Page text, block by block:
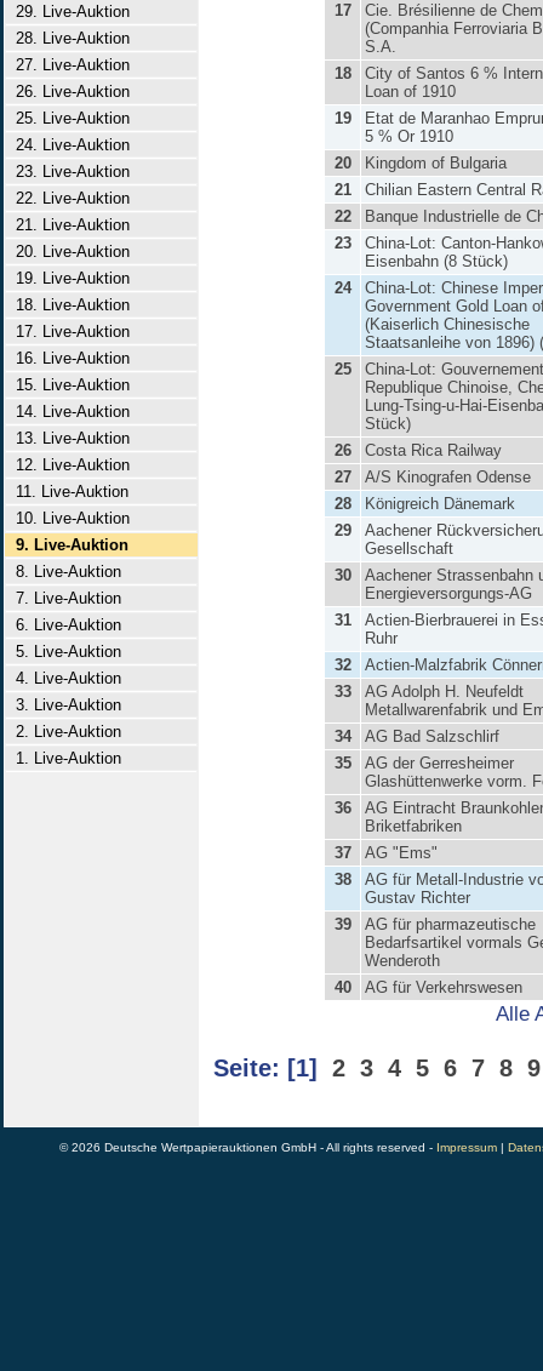
29. Live-Auktion
28. Live-Auktion
27. Live-Auktion
26. Live-Auktion
25. Live-Auktion
24. Live-Auktion
23. Live-Auktion
22. Live-Auktion
21. Live-Auktion
20. Live-Auktion
19. Live-Auktion
18. Live-Auktion
17. Live-Auktion
16. Live-Auktion
15. Live-Auktion
14. Live-Auktion
13. Live-Auktion
12. Live-Auktion
11. Live-Auktion
10. Live-Auktion
9. Live-Auktion
8. Live-Auktion
7. Live-Auktion
6. Live-Auktion
5. Live-Auktion
4. Live-Auktion
3. Live-Auktion
2. Live-Auktion
1. Live-Auktion
17
Cie. Brésilienne de
(Companhia Ferroviaria
S.A.
18
City of Santos 6 %
Loan of 1910
19
Etat de Maranhao
5 % Or 1910
20
Kingdom of Bulgaria
21
Chilian Eastern Central
22
Banque Industrielle de
23
China-Lot: Canton-
Eisenbahn (8 Stück)
24
China-Lot: Chinese
Government Gold Loan
(Kaiserlich Chinesische
Staatsanleihe von 1896)
25
China-Lot:
Republique Chinoise,
Lung-Tsing-u-Hai-
Stück)
26
Costa Rica Railway
27
A/S Kinografen Odense
28
Königreich Dänemark
29
Aachener
Gesellschaft
30
Aachener Strassenbahn
Energieversorgungs-AG
31
Actien-Bierbrauerei in
Ruhr
32
Actien-Malzfabrik
33
AG Adolph H. Neufeldt
Metallwarenfabrik und
34
AG Bad Salzschlirf
35
AG der Gerresheimer
Glashüttenwerke vorm.
36
AG Eintracht
Briketfabriken
37
AG "Ems"
38
AG für Metall-Industrie
Gustav Richter
39
AG für pharmazeutische
Bedarfsartikel vormals
Wenderoth
40
AG für Verkehrswesen
Alle
Seite: [1] 2 3 4 5 6 7 8 9
© 2026 Deutsche Wertpapierauktionen GmbH - All rights reserved - Impressum|